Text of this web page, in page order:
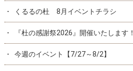
くるるの杜 8月イベントチラシ
『杜の感謝祭2026』開催いたします！
今週のイベント【7/27～8/2】